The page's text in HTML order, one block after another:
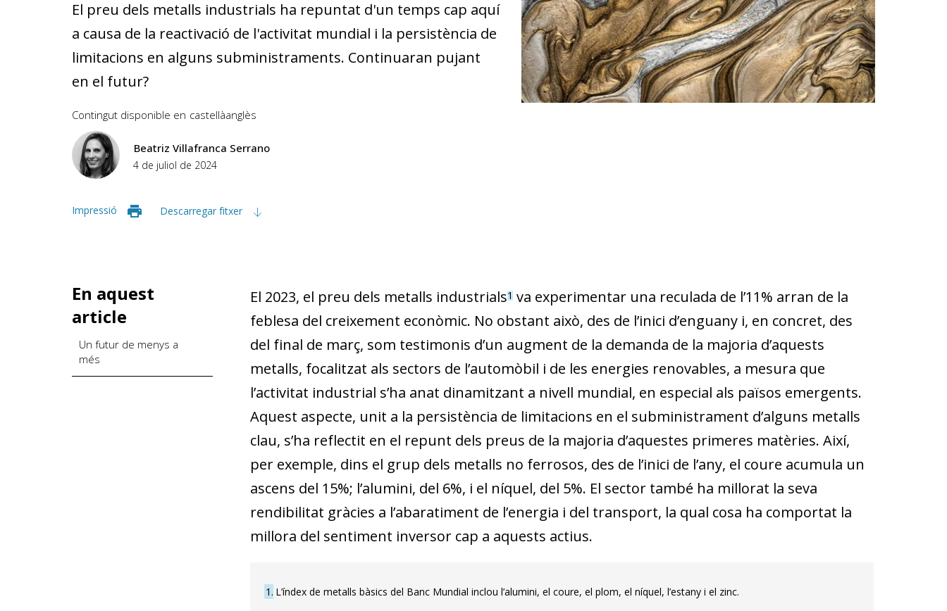
El preu dels metalls industrials ha repuntat d'un temps cap aquí
a causa de la reactivació de l'activitat mundial i la persistència de
limitacions en alguns subministraments. Continuaran pujant
en el futur?
Contingut disponible en castellàanglès
Beatriz Villafranca Serrano
4 de juliol de 2024
Impressió Descarregar fitxer
En aquest
article
Un futur de menys a
més
El 2023, el preu dels metalls industrials1va experimentar una reculada de l’11% arran de la
feblesa del creixement econòmic. No obstant això, des de l’inici d’enguany i, en concret, des
del final de març, som testimonis d’un augment de la demanda de la majoria d’aquests
metalls, fo­­calitzat als sectors de l’automòbil i de les energies reno­­vables, a mesura que
l’activitat industrial s’ha anat di­­­­namitzant a nivell mundial, en especial als països emergents.
Aquest aspecte, unit a la persistència de limitacions en el subministrament d’alguns metalls
clau, s’ha reflectit en el repunt dels preus de la majoria d’aquestes primeres matèries. Així,
per exemple, dins el grup dels metalls no ferrosos, des de l’inici de l’any, el coure acumula un
ascens del 15%; l’alumini, del 6%, i el níquel, del 5%. El sector també ha millorat la seva
rendibilitat gràcies a l’abaratiment de l’energia i del transport, la qual cosa ha comportat la
millora del sentiment inversor cap a aquests actius.
1 L’índex de metalls bàsics del Banc Mundial inclou l’alumini, el coure, el plom, el níquel, l’estany i el zinc.